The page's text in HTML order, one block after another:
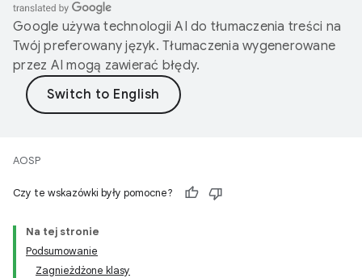
Google używa technologii AI do tłumaczenia treści na
Twój preferowany język. Tłumaczenia wygenerowane
przez AI mogą zawierać błędy.
AOSP
Czy te wskazówki były pomocne?
Na tej stronie
Podsumowanie
Zagnieżdżone klasy